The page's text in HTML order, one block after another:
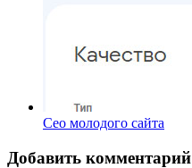
Сео молодого сайта
Добавить комментарий